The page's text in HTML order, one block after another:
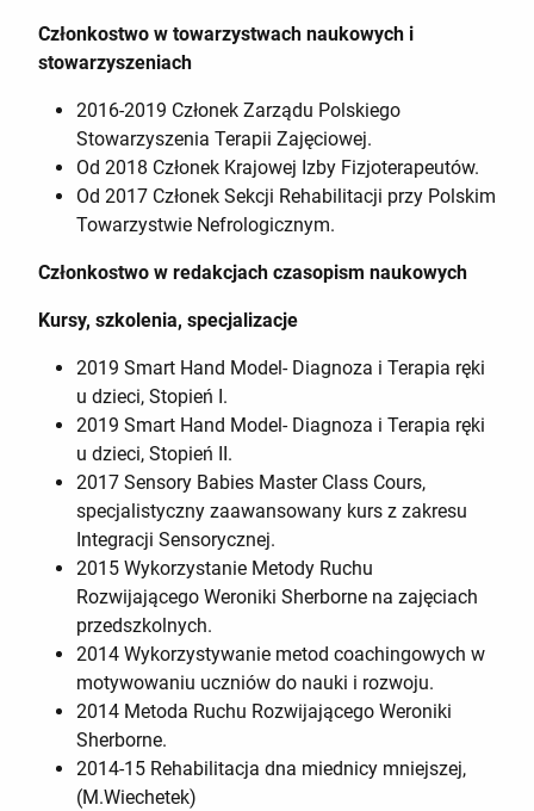
Członkostwo w towarzystwach naukowych i
stowarzyszeniach
2016-2019 Członek Zarządu Polskiego
Stowarzyszenia Terapii Zajęciowej.
Od 2018 Członek Krajowej Izby Fizjoterapeutów.
Od 2017 Członek Sekcji Rehabilitacji przy Polskim
Towarzystwie Nefrologicznym.
Członkostwo w redakcjach czasopism naukowych
Kursy, szkolenia, specjalizacje
2019 Smart Hand Model- Diagnoza i Terapia ręki
u dzieci, Stopień I.
2019 Smart Hand Model- Diagnoza i Terapia ręki
u dzieci, Stopień II.
2017 Sensory Babies Master Class Cours,
specjalistyczny zaawansowany kurs z zakresu
Integracji Sensorycznej.
2015 Wykorzystanie Metody Ruchu
Rozwijającego Weroniki Sherborne na zajęciach
przedszkolnych.
2014 Wykorzystywanie metod coachingowych w
motywowaniu uczniów do nauki i rozwoju.
2014 Metoda Ruchu Rozwijającego Weroniki
Sherborne.
2014-15 Rehabilitacja dna miednicy mniejszej,
(M.Wiechetek)